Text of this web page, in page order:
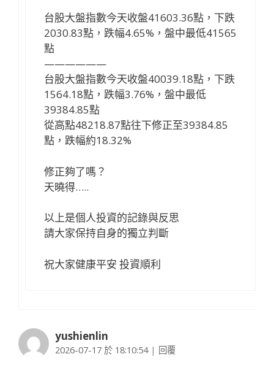
台股大盤指數今天收盤41603.36點，下跌
2030.83點，跌幅4.65%，盤中最低41565
點
——————
台股大盤指數今天收盤40039.18點，下跌
1564.18點，跌幅3.76%，盤中最低
39384.85點
從高點48218.87點往下修正至39384.85
點，跌幅約18.32%
修正夠了嗎？
天曉得…..
以上是個人投資的記錄與反思
請大家保持自身的獨立判斷
祝大家健康平安 投資順利
yushienlin
2026-07-17 於 18:10:54 | 回覆